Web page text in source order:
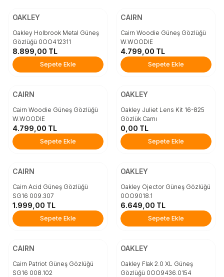
Beden
STD
Sepete Ekle
OAKLEY
Oakley Holbrook Metal Güneş
Gözlüğü 0OO412311
8.899,00 TL
Sepete Ekle
Beden
STD
Sepete Ekle
CAIRN
Cairn Woodie Güneş Gözlüğü
W.WOODIE
4.799,00 TL
Sepete Ekle
Beden
STD
Sepete Ekle
CAIRN
Cairn Woodie Güneş Gözlüğü
W.WOODIE
4.799,00 TL
Sepete Ekle
Beden
STD
Sepete Ekle
OAKLEY
Oakley Juliet Lens Kit 16-825
Gözlük Camı
0,00 TL
Sepete Ekle
Beden
STD
Sepete Ekle
CAIRN
Cairn Acid Güneş Gözlüğü
SG16 009.307
1.999,00 TL
Sepete Ekle
Beden
STD
Sepete Ekle
OAKLEY
Oakley Ojector Güneş Gözlüğü
0OO9018.1
6.649,00 TL
Sepete Ekle
Beden
STD
CAIRN
Cairn Patriot Güneş Gözlüğü
SG16 008.102
Beden
STD
OAKLEY
Oakley Flak 2.0 XL Güneş
Gözlüğü 0OO9436.0154